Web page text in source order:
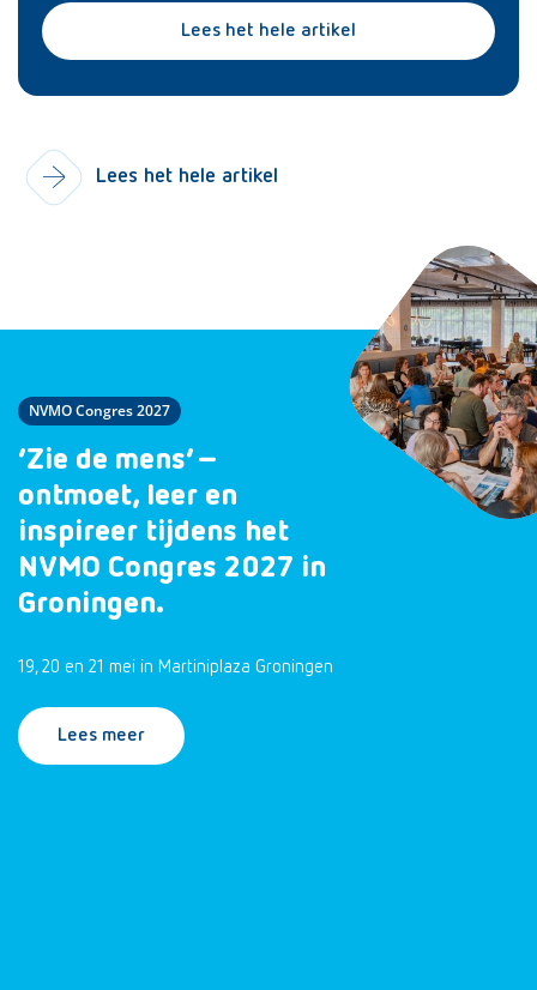
Lees het hele artikel
Lees het hele artikel
NVMO Congres 2027
‘Zie de mens’ –
ontmoet, leer en
inspireer tijdens het
NVMO Congres 2027 in
Groningen.
19, 20 en 21 mei in Martiniplaza Groningen
Lees meer